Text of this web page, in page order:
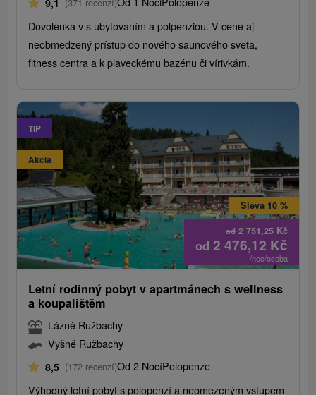
9,1 (371 recenzí)
Dovolenka v s ubytovaním a polpenziou. V cene aj
neobmedzený prístup do nového saunového sveta,
fitness centra a k plaveckému bazénu či vírivkám.
TIP
Akcia
od2 751,25Kč
Sleva 10 %
od 2 476,12 Kč
/noc/osoba
Letní rodinný pobyt v apartmánech s wellness
a koupalištěm
Lázně Ružbachy
Vyšné Ružbachy
8,5 (172 recenzí)Od 2 NocíPolopenze
Výhodný letní pobyt s polopenzí a neomezeným vstupem